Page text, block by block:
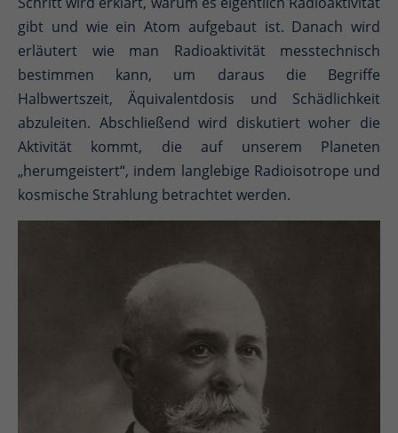
gibt und wie ein Atom aufgebaut ist. Danach wird
erläutert wie man Radioaktivität messtechnisch
bestimmen kann, um daraus die Begriffe
Halbwertszeit, Äquivalentdosis und Schädlichkeit
abzuleiten. Abschließend wird diskutiert woher die
Aktivität kommt, die auf unserem Planeten
„herumgeistert“, indem langlebige Radioisotrope und
kosmische Strahlung betrachtet werden.